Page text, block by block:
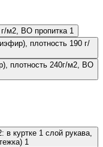
г/м2, ВО пропитка 1
плотность 190 г/
плотность 240г/м2, ВО
в куртке 1 слой рукава,
1